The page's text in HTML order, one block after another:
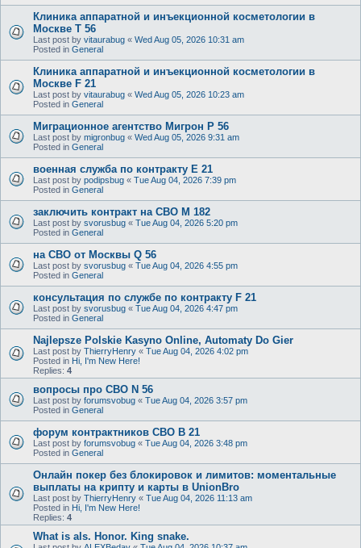
Клиника аппаратной и инъекционной косметологии в
Москве T 56
Last post by vitaurabug « Wed Aug 05, 2026 10:31 am
Posted in General
Клиника аппаратной и инъекционной косметологии в
Москве F 21
Last post by vitaurabug « Wed Aug 05, 2026 10:23 am
Posted in General
Миграционное агентство Мигрон P 56
Last post by migronbug « Wed Aug 05, 2026 9:31 am
Posted in General
военная служба по контракту E 21
Last post by podipsbug « Tue Aug 04, 2026 7:39 pm
Posted in General
заключить контракт на СВО M 182
Last post by svorusbug « Tue Aug 04, 2026 5:20 pm
Posted in General
на СВО от Москвы Q 56
Last post by svorusbug « Tue Aug 04, 2026 4:55 pm
Posted in General
консультация по службе по контракту F 21
Last post by svorusbug « Tue Aug 04, 2026 4:47 pm
Posted in General
Najlepsze Polskie Kasyno Online, Automaty Do Gier
Last post by ThierryHenry « Tue Aug 04, 2026 4:02 pm
Posted in Hi, I'm New Here!
Replies: 4
вопросы про СВО N 56
Last post by forumsvobug « Tue Aug 04, 2026 3:57 pm
Posted in General
форум контрактников СВО B 21
Last post by forumsvobug « Tue Aug 04, 2026 3:48 pm
Posted in General
Онлайн покер без блокировок и лимитов: моментальные
выплаты на крипту и карты в UnionBro
Last post by ThierryHenry « Tue Aug 04, 2026 11:13 am
Posted in Hi, I'm New Here!
Replies: 4
What is als. Honor. King snake.